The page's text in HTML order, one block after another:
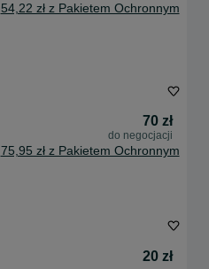
54,22 zł z Pakietem Ochronnym
70 zł
do negocjacji
75,95 zł z Pakietem Ochronnym
20 zł